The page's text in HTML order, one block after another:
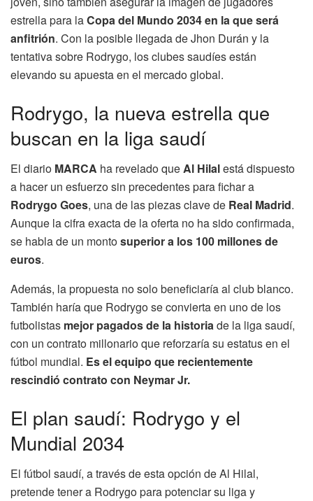
estrella para laCopa del Mundo 2034 en la que será
anfitrión. Con la posible llegada de Jhon Durán y la
tentativa sobre Rodrygo, los clubes saudíes están
elevando su apuesta en el mercado global.
Rodrygo, la nueva estrella que
buscan en la liga saudí
El diario MARCA ha revelado queAl Hilalestá dispuesto
a hacer un esfuerzo sin precedentes para fichar a
Rodrygo Goes, una de las piezas clave de Real Madrid.
Aunque la cifra exacta de la oferta no ha sido confirmada,
se habla de un montosuperior a los 100 millones de
euros.
Además, la propuesta no solo beneficiaría al club blanco.
También haría que Rodrygo se convierta en uno de los
futbolistas mejor pagados de la historiade la liga saudí,
con un contrato millonario que reforzaría su estatus en el
fútbol mundial. Es el equipo que recientemente
rescindió contrato con Neymar Jr.
El plan saudí: Rodrygo y el
Mundial 2034
El fútbol saudí, a través de esta opción de Al Hilal,
pretende tener a Rodrygo para potenciar su liga y